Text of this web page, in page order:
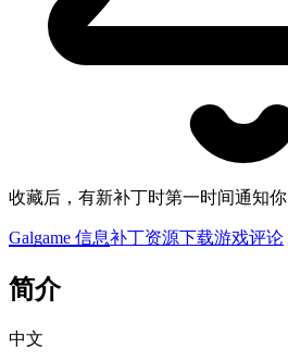
收藏后，有新补丁时第一时间通知你
Galgame 信息补丁资源下载游戏评论
简介
中文